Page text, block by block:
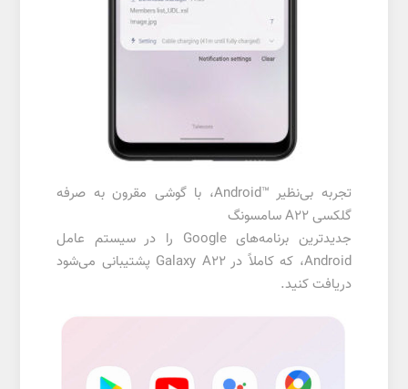
تجربه بی‌نظیر Android™‎، با گوشی مقرون به صرفه
گلکسی A22 سامسونگ
جدیدترین برنامه‌های Google را در سیستم عامل
Android، که کاملاً در Galaxy A22 پشتیبانی می‌شود
دریافت کنید.